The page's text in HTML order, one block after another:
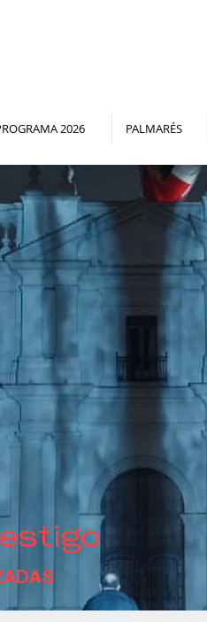
2026 PALMARÉS